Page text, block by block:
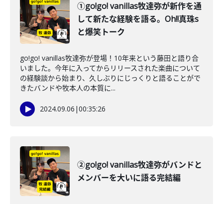
①go!go! vanillas牧達弥が新作を通
して新たな経験を語る。Oh!!真珠s
と爆笑トーク
go!go! vanillas牧達弥が登場！10年来という藤田と語り合
いました。今年に入ってからリリースされた楽曲について
の経験談から始まり、久しぶりにじっくりと語ることがで
きたバンドや牧本人の本質に...
2024.09.06 |00:35:26
②go!go! vanillas牧達弥がバンドと
メンバーを大いに語る完結編